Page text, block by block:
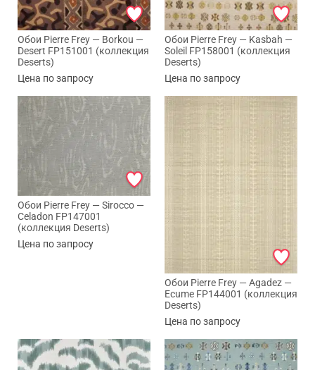
Обои Pierre Frey — Borkou —
Desert FP151001 (коллекция
Deserts)
Цена по запросу
Обои Pierre Frey — Kasbah —
Soleil FP158001 (коллекция
Deserts)
Цена по запросу
Обои Pierre Frey — Sirocco —
Celadon FP147001
(коллекция Deserts)
Цена по запросу
Обои Pierre Frey — Agadez —
Ecume FP144001 (коллекция
Deserts)
Цена по запросу